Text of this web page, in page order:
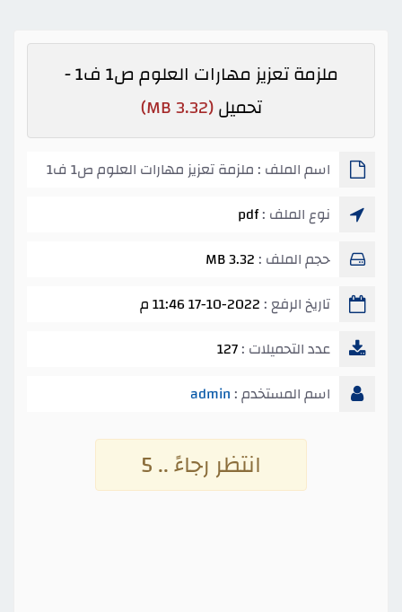
ملزمة تعزيز مهارات العلوم ص1 ف1 -
تحميل(3.32 MB)
اسم الملف : ملزمة تعزيز مهارات العلوم ص1 ف1
نوع الملف :pdf
حجم الملف : 3.32 MB
تاريخ الرفع : 17-10-2022 11:46 م
عدد التحميلات :127
اسم المستخدم : admin
انتظر رجاءً .. 4